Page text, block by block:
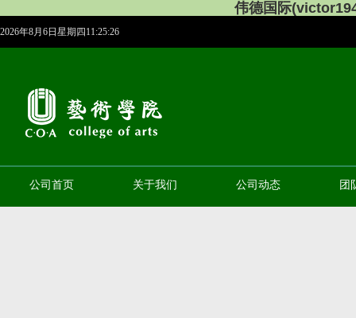
伟德国际
2026年8月6日星期四11:25:27
公司首页 关于我们 公司动态 团